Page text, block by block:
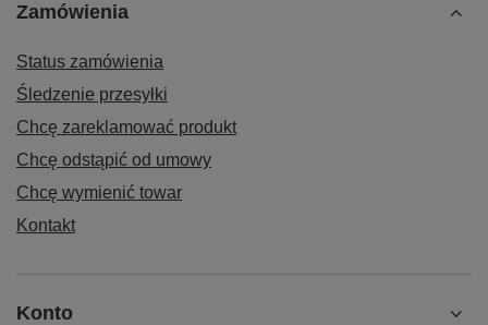
Zamówienia
Status zamówienia
Śledzenie przesyłki
Chcę zareklamować produkt
Chcę odstąpić od umowy
Chcę wymienić towar
Kontakt
Konto